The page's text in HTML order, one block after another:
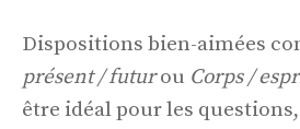
Dispositions bien-aimées
présent / futurou Corps /
être idéal pour les